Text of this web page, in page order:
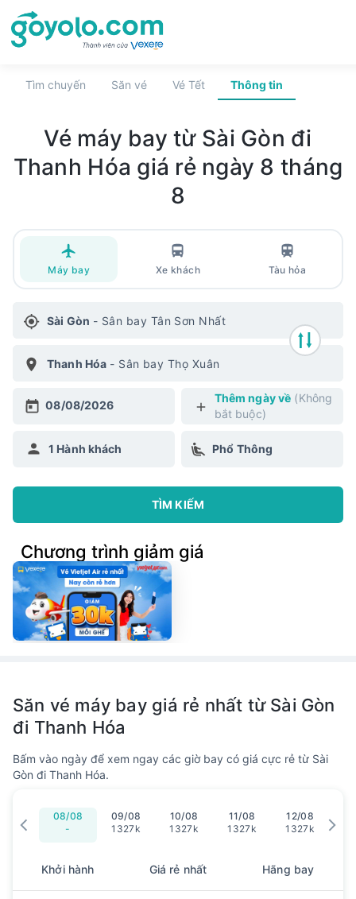
Tìm chuyến Săn vé Vé Tết Thông tin
Vé máy bay từ Sài Gòn đi
Thanh Hóa giá rẻngày 8 tháng
8
Máy bay Xe khách Tàu hỏa
Sài Gòn - Sân bay Tân Sơn Nhất
Thanh Hóa - Sân bay Thọ Xuân
08/08/2026
Thêm ngày về (Không
bắt buộc)
1 Hành khách Phổ Thông
TÌM KIẾM
Chương trình giảm giá
Săn vé máy bay giá rẻ nhất từ Sài Gòn
đi Thanh Hóa
Bấm vào ngày để xem ngay các giờ bay có giá cực rẻ từ Sài
Gòn đi Thanh Hóa.
08/08
-
09/08
1327k
10/08
1327k
11/08
1327k
12/08
1327k
Khởi hành Giá rẻ nhất Hãng bay